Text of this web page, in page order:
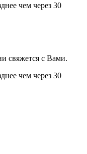
чем через 30
свяжется с Вами.
чем через 30